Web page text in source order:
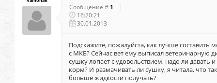
Сообщение # 1
16:20:21
30.01.2013
Подскажите, пожалуйста, как лучше составить
с МКБ? Сейчас вет ему выписал ветеринарную
сушку лопает с удовольствием, надо ли давать
корм? И размачивать ли сушку, я читала, что
больше жидкости получать?